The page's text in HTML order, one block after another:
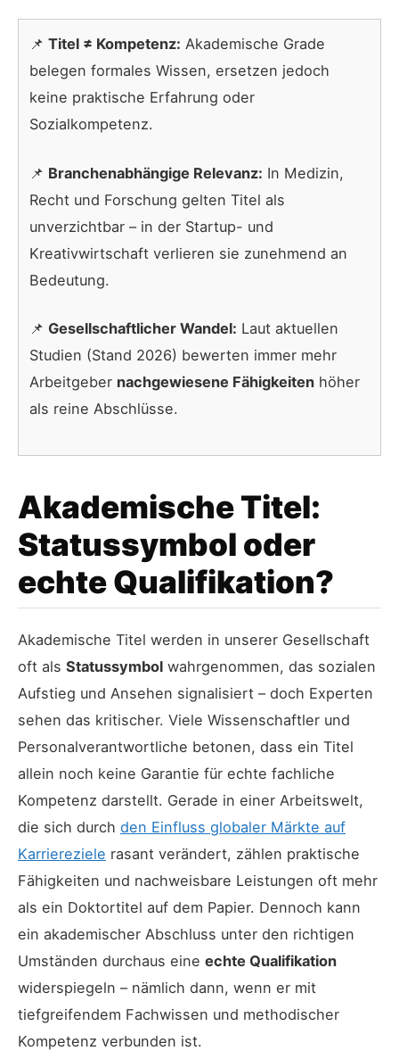
📌 Titel ≠ Kompetenz: Akademische Grade
belegen formales Wissen, ersetzen jedoch
keine praktische Erfahrung oder
Sozialkompetenz.
📌 Branchenabhängige Relevanz: In Medizin,
Recht und Forschung gelten Titel als
unverzichtbar – in der Startup- und
Kreativwirtschaft verlieren sie zunehmend an
Bedeutung.
📌 Gesellschaftlicher Wandel: Laut aktuellen
Studien (Stand 2026) bewerten immer mehr
Arbeitgeber nachgewiesene Fähigkeiten höher
als reine Abschlüsse.
Akademische Titel:
Statussymbol oder
echte Qualifikation?
Akademische Titel werden in unserer Gesellschaft
oft als Statussymbol wahrgenommen, das sozialen
Aufstieg und Ansehen signalisiert – doch Experten
sehen das kritischer. Viele Wissenschaftler und
Personalverantwortliche betonen, dass ein Titel
allein noch keine Garantie für echte fachliche
Kompetenz darstellt. Gerade in einer Arbeitswelt,
die sich durch den Einfluss globaler Märkte auf
Karriereziele rasant verändert, zählen praktische
Fähigkeiten und nachweisbare Leistungen oft mehr
als ein Doktortitel auf dem Papier. Dennoch kann
ein akademischer Abschluss unter den richtigen
Umständen durchaus eine echte Qualifikation
widerspiegeln – nämlich dann, wenn er mit
tiefgreifendem Fachwissen und methodischer
Kompetenz verbunden ist.